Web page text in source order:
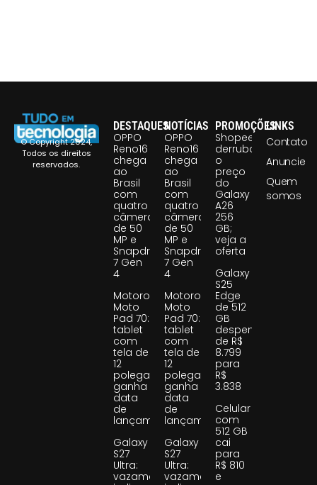
© Copyright 2024,
Todos os direitos
reservados.
DESTAQUES
OPPO
Reno16
chega
ao
Brasil
com
quatro
câmeras
de 50
MP e
Snapdragon
7 Gen
4
Motorola
Moto
Pad 70:
tablet
com
tela de
12
polegadas
ganha
data
de
lançamento
Galaxy
S27
Ultra:
vazamento
NOTÍCIAS
OPPO
Reno16
chega
ao
Brasil
com
quatro
câmeras
de 50
MP e
Snapdragon
7 Gen
4
Motorola
Moto
Pad 70:
tablet
com
tela de
12
polegadas
ganha
data
de
lançamento
Galaxy
S27
Ultra:
vazamento
PROMOÇÕES
Shopee
derruba
o
preço
do
Galaxy
A26
256
GB;
veja a
oferta
Galaxy
S25
Edge
de 512
GB
despenca
de R$
8.799
para
R$
3.838
Celular
com
512 GB
cai
para
R$ 810
e
LINKS
Contato
Anuncie
Quem
somos